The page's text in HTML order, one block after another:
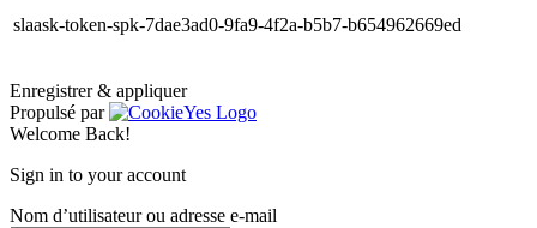
slaask-token-spk-7dae3ad0-9fa9-4f2a-b5b7-b654962669ed
Enregistrer & appliquer
Propulsé par
Welcome Back!
Sign in to your account
Nom d’utilisateur ou adresse e-mail